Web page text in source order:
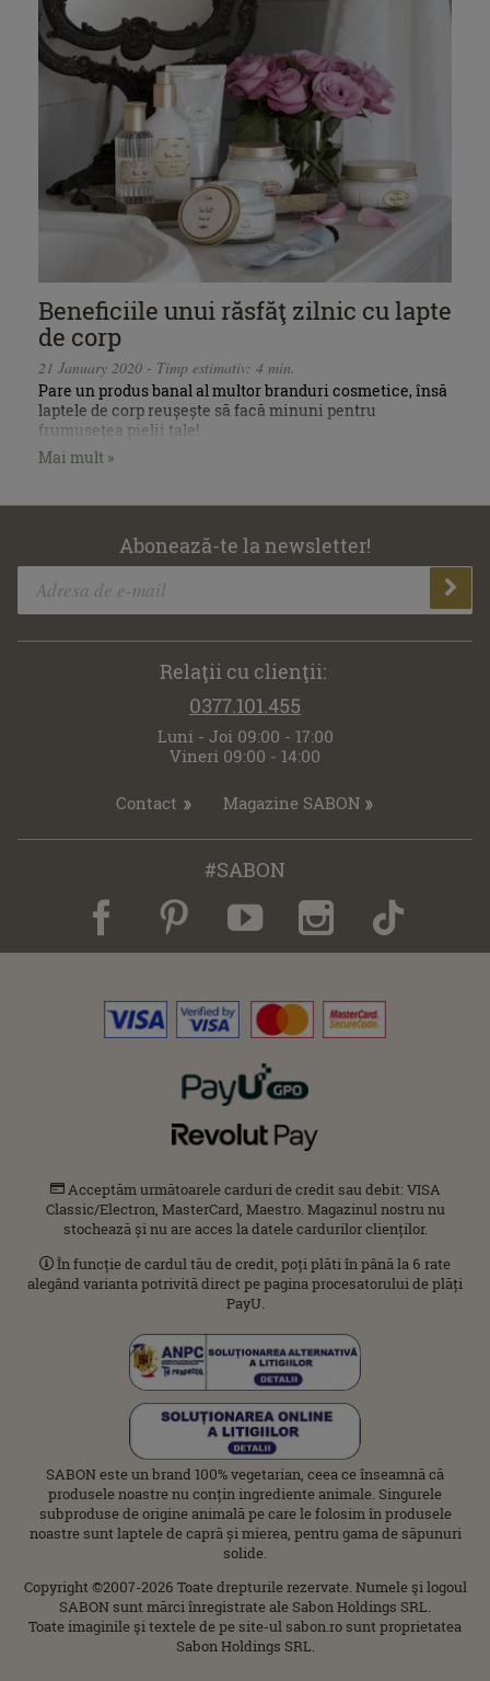
Beneficiile unui răsfăţ zilnic cu lapte
de corp
21 January 2020 - Timp estimativ: 4 min.
Pare un produs banal al multor branduri cosmetice, însă
laptele de corp reușește să facă minuni pentru
frumusețea pielii tale!
Mai mult »
Abonează-te la newsletter!
Relaţii cu clienţii:
0377.101.455
Luni - Joi 09:00 - 17:00
Vineri 09:00 - 14:00
Contact Magazine SABON
#SABON
Acceptăm următoarele carduri de credit sau debit: VISA
Classic/Electron, MasterCard, Maestro. Magazinul nostru nu
stochează și nu are acces la datele cardurilor clienților.
În funcție de cardul tău de credit, poți plăti în până la 6 rate
alegând varianta potrivită direct pe pagina procesatorului de plăți
PayU.
SABON este un brand 100% vegetarian, ceea ce înseamnă că
produsele noastre nu conțin ingrediente animale. Singurele
subproduse de origine animală pe care le folosim în produsele
noastre sunt laptele de capră și mierea, pentru gama de săpunuri
solide.
Copyright ©2007-2026 Toate drepturile rezervate. Numele şi logoul
SABON sunt mărci înregistrate ale Sabon Holdings SRL.
Toate imaginile şi textele de pe site-ul sabon.ro sunt proprietatea
Sabon Holdings SRL.